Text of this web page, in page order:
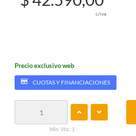
c/iva
Precio exclusivo web
CUOTAS Y FINANCIACIONES
Min. Vta.: 1